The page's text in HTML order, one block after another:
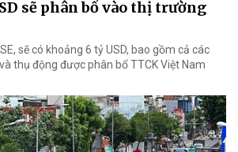
sẽ phân bổ vào thị trường
sẽ có khoảng 6 tỷ USD, bao gồm cả các
thụ động được phân bổ TTCK Việt Nam